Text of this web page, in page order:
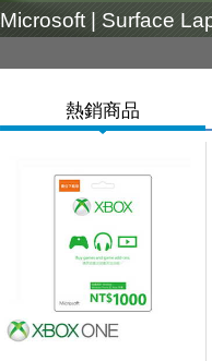
Microsoft | Surface
熱銷商品